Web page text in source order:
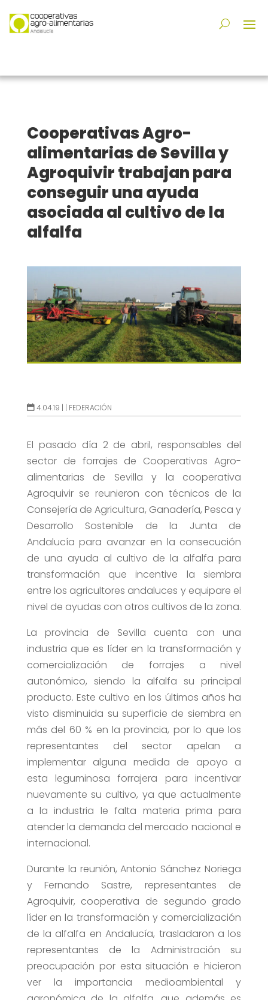
Cooperativas Agro-
alimentarias de Sevilla y
Agroquivir trabajan para
conseguir una ayuda
asociada al cultivo de la
alfalfa
4.04.19 | | FEDERACIÓN
El pasado día 2 de abril, responsables del
sector de forrajes de Cooperativas Agro-
alimentarias de Sevilla y la cooperativa
Agroquivir se reunieron con técnicos de la
Consejería de Agricultura, Ganadería, Pesca y
Desarrollo Sostenible de la Junta de
Andalucía para avanzar en la consecución
de una ayuda al cultivo de la alfalfa para
transformación que incentive la siembra
entre los agricultores andaluces y equipare el
nivel de ayudas con otros cultivos de la zona.
La provincia de Sevilla cuenta con una
industria que es líder en la transformación y
comercialización de forrajes a nivel
autonómico, siendo la alfalfa su principal
producto. Este cultivo en los últimos años ha
visto disminuida su superficie de siembra en
más del 60 % en la provincia, por lo que los
representantes del sector apelan a
implementar alguna medida de apoyo a
esta leguminosa forrajera para incentivar
nuevamente su cultivo, ya que actualmente
a la industria le falta materia prima para
atender la demanda del mercado nacional e
internacional.
Durante la reunión, Antonio Sánchez Noriega
y Fernando Sastre, representantes de
Agroquivir, cooperativa de segundo grado
líder en la transformación y comercialización
de la alfalfa en Andalucía, trasladaron a los
representantes de la Administración su
preocupación por esta situación e hicieron
ver la importancia medioambiental y